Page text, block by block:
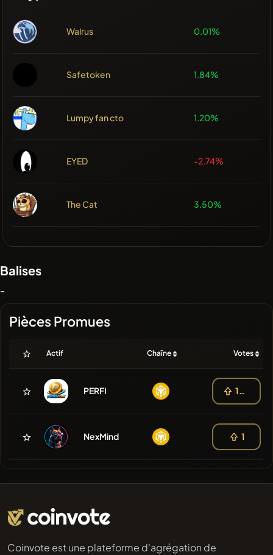
Walrus 0.01%
Safetoken 1.84%
Lumpy fan cto 1.20%
EYED -2.74%
The Cat 3.50%
Balises
-
Pièces Promues
Actif Chaîne Votes
PERFI 103
NexMind 1
Coinvote est une plateforme d'agrégation de